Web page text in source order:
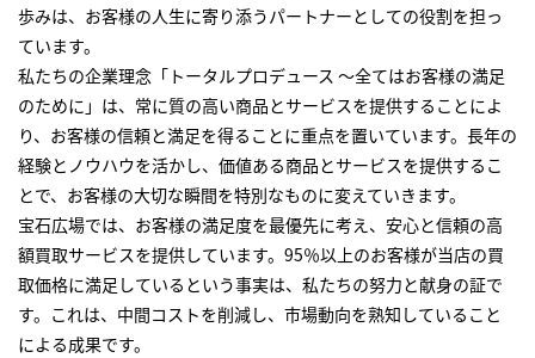
歩みは、お客様の人生に寄り添うパートナーとしての役割を担っ
ています。
私たちの企業理念「トータルプロデュース ～全てはお客様の満足
のために」は、常に質の高い商品とサービスを提供することによ
り、お客様の信頼と満足を得ることに重点を置いています。長年の
経験とノウハウを活かし、価値ある商品とサービスを提供するこ
とで、お客様の大切な瞬間を特別なものに変えていきます。
宝石広場では、お客様の満足度を最優先に考え、安心と信頼の高
額買取サービスを提供しています。95％以上のお客様が当店の買
取価格に満足しているという事実は、私たちの努力と献身の証で
す。これは、中間コストを削減し、市場動向を熟知していること
による成果です。